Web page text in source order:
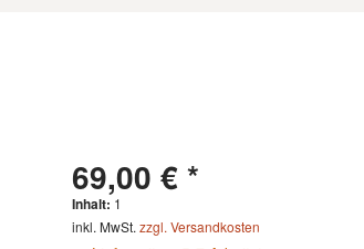
69,00 € *
Inhalt: 1
inkl. MwSt.zzgl. Versandkosten